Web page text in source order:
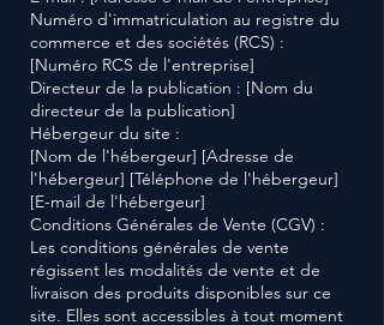
Numéro d'immatriculation au registre du
commerce et des sociétés (RCS) :
[Numéro RCS de l'entreprise]
Directeur de la publication : [Nom du
directeur de la publication]
Hébergeur du site :
[Nom de l'hébergeur] [Adresse de
l'hébergeur] [Téléphone de l'hébergeur]
[E-mail de l'hébergeur]
Conditions Générales de Vente (CGV) :
Les conditions générales de vente
régissent les modalités de vente et de
livraison des produits disponibles sur ce
site. Elles sont accessibles à tout moment